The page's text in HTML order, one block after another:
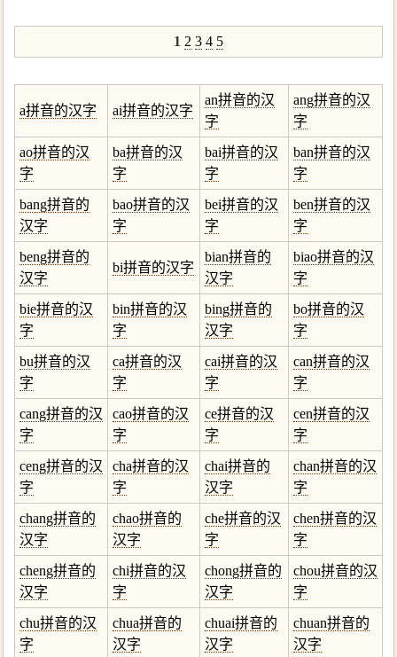
1 2 3 4 5
a拼音的汉字 ai拼音的汉字
an拼音的汉
字
ang拼音的汉
字
ao拼音的汉
字
ba拼音的汉
字
bai拼音的汉
字
ban拼音的汉
字
bang拼音的
汉字
bao拼音的汉
字
bei拼音的汉
字
ben拼音的汉
字
beng拼音的
汉字
bi拼音的汉字
bian拼音的
汉字
biao拼音的汉
字
bie拼音的汉
字
bin拼音的汉
字
bing拼音的
汉字
bo拼音的汉
字
bu拼音的汉
字
ca拼音的汉
字
cai拼音的汉
字
can拼音的汉
字
cang拼音的汉
字
cao拼音的汉
字
ce拼音的汉
字
cen拼音的汉
字
ceng拼音的汉
字
cha拼音的汉
字
chai拼音的
汉字
chan拼音的汉
字
chang拼音的
汉字
chao拼音的
汉字
che拼音的汉
字
chen拼音的汉
字
cheng拼音的
汉字
chi拼音的汉
字
chong拼音的
汉字
chou拼音的汉
字
chu拼音的汉
字
chua拼音的
汉字
chuai拼音的
汉字
chuan拼音的
汉字